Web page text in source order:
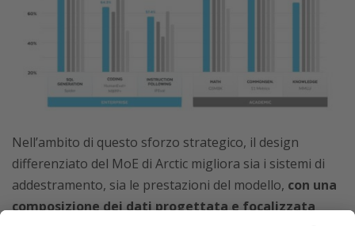
Nell’ambito di questo sforzo strategico, il design
differenziato del MoE di Arctic migliora sia i sistemi di
addestramento, sia le prestazioni del modello, con una
composizione dei dati progettata e focalizzata